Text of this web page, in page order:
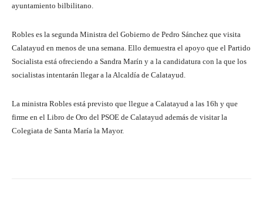
ayuntamiento bilbilitano.
Robles es la segunda Ministra del Gobierno de Pedro Sánchez que visita
Calatayud en menos de una semana. Ello demuestra el apoyo que el Partido
Socialista está ofreciendo a Sandra Marín y a la candidatura con la que los
socialistas intentarán llegar a la Alcaldía de Calatayud.
La ministra Robles está previsto que llegue a Calatayud a las 16h y que
firme en el Libro de Oro del PSOE de Calatayud además de visitar la
Colegiata de Santa María la Mayor.